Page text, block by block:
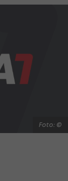
Foto: ©